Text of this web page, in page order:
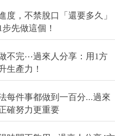
度，不禁脫口「還要多久」
先做這個！
不完⋯過來人分享：用1方
生產力！
每件事都做到一百分...過來
確努力更重要